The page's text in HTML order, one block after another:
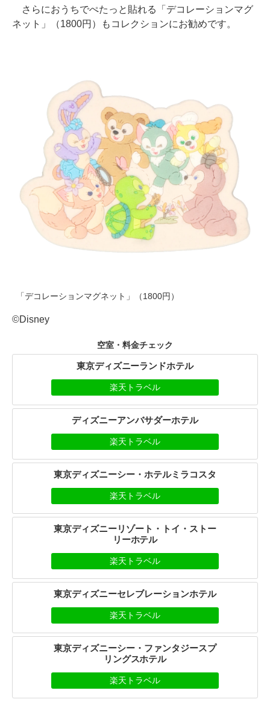
さらにおうちでぺたっと貼れる「デコレーションマグ
ネット」（1800円）もコレクションにお勧めです。
「デコレーションマグネット」（1800円）
©Disney
空室・料金チェック
東京ディズニーランドホテル
楽天トラベル
ディズニーアンバサダーホテル
楽天トラベル
東京ディズニーシー・ホテルミラコスタ
楽天トラベル
東京ディズニーリゾート・トイ・ストー
リーホテル
楽天トラベル
東京ディズニーセレブレーションホテル
楽天トラベル
東京ディズニーシー・ファンタジースプ
リングスホテル
楽天トラベル